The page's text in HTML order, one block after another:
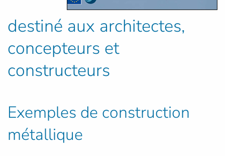
destiné aux architectes,
concepteurs et
constructeurs
Exemples de construction
métallique